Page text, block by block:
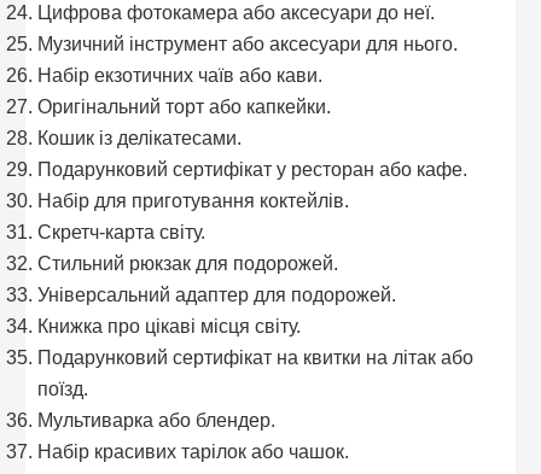
Цифрова фотокамера або аксесуари до неї.
Музичний інструмент або аксесуари для нього.
Набір екзотичних чаїв або кави.
Оригінальний торт або капкейки.
Кошик із делікатесами.
Подарунковий сертифікат у ресторан або кафе.
Набір для приготування коктейлів.
Скретч-карта світу.
Стильний рюкзак для подорожей.
Універсальний адаптер для подорожей.
Книжка про цікаві місця світу.
Подарунковий сертифікат на квитки на літак або
поїзд.
Мультиварка або блендер.
Набір красивих тарілок або чашок.